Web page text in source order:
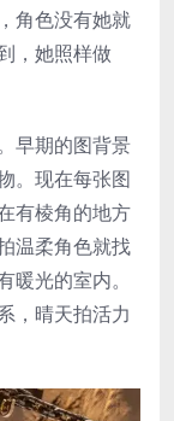
角色没有她就
，她照样做
早期的图背景
。现在每张图
有棱角的地方
温柔角色就找
光的室内。
，晴天拍活力